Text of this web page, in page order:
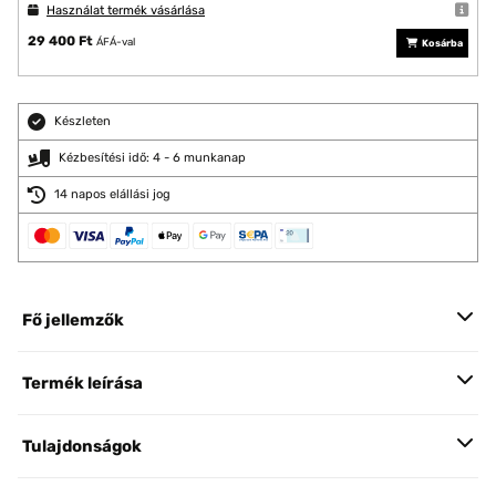
Használat termék vásárlása
29 400 Ft ÁFÁ-val Kosárba
Készleten
Kézbesítési idő: 4 - 6 munkanap
14 napos elállási jog
Fő jellemzők
Termék leírása
Tulajdonságok